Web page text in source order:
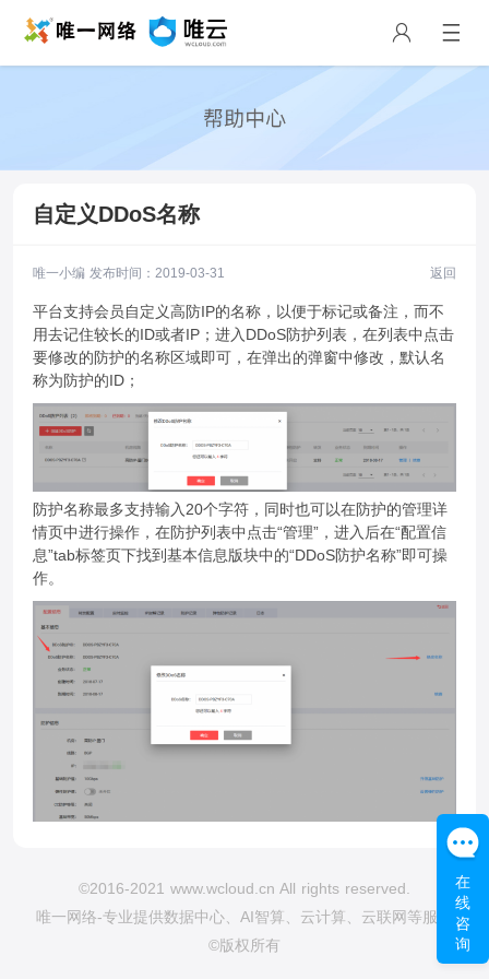
自定义DDoS名称
唯一小编 发布时间：2019-03-31 返回
平台支持会员自定义高防IP的名称，以便于标记或备注，而不
用去记住较长的ID或者IP；进入DDoS防护列表，在列表中点击
要修改的防护的名称区域即可，在弹出的弹窗中修改，默认名
称为防护的ID；
防护名称最多支持输入20个字符，同时也可以在防护的管理详
情页中进行操作，在防护列表中点击“管理”，进入后在“配置信
息”tab标签页下找到基本信息版块中的“DDoS防护名称”即可操
作。
©2016-2021 www.wcloud.cn All rights reserved.
唯一网络-专业提供数据中心、AI智算、云计算、云联网等服务
©版权所有
在
线
咨
询